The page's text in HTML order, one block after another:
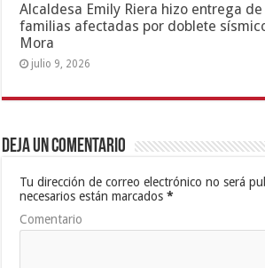
Alcaldesa Emily Riera hizo entrega
familias afectadas por doblete
Mora
julio 9, 2026
Deja un comentario
Tu dirección de correo electrónico no será
necesarios están marcados*
Comentario